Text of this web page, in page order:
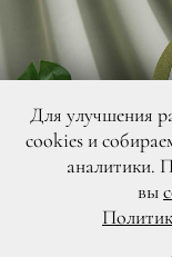
Для улучшения
cookies и
аналитики.
вы